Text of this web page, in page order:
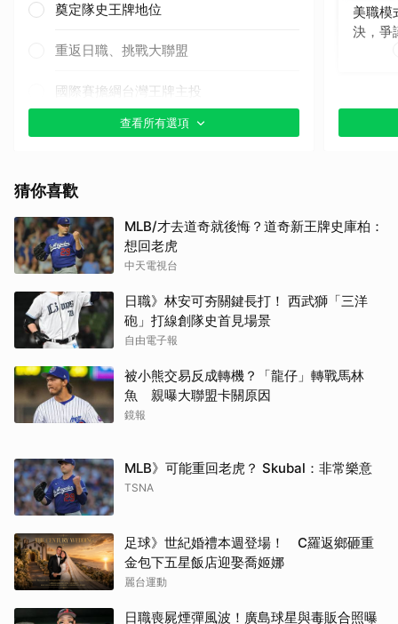
奠定隊史王牌地位
重返日職、挑戰大聯盟
國際賽擔綱台灣王牌主投
其他（歡迎貼文分享）
查看所有選項
美職模
決，爭
猜你喜歡
MLB/才去道奇就後悔？道奇新王牌史庫柏：
想回老虎
中天電視台
日職》林安可夯關鍵長打！ 西武獅「三洋
砲」打線創隊史首見場景
自由電子報
被小熊交易反成轉機？「龍仔」轉戰馬林
魚 親曝大聯盟卡關原因
鏡報
MLB》可能重回老虎？ Skubal：非常樂意
TSNA
足球》世紀婚禮本週登場！ C羅返鄉砸重
金包下五星飯店迎娶喬姬娜
麗台運動
日職喪屍煙彈風波！廣島球星與毒販合照曝